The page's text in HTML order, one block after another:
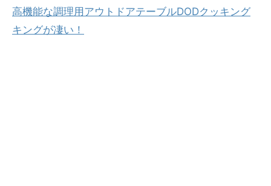
高機能な調理用アウトドアテーブルDODクッキング
キングが凄い！